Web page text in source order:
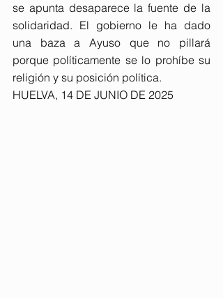
se apunta desaparece la fuente de la
solidaridad. El gobierno le ha dado
una baza a Ayuso que no pillará
porque políticamente se lo prohíbe su
religión y su posición política.
HUELVA, 14 DE JUNIO DE 2025